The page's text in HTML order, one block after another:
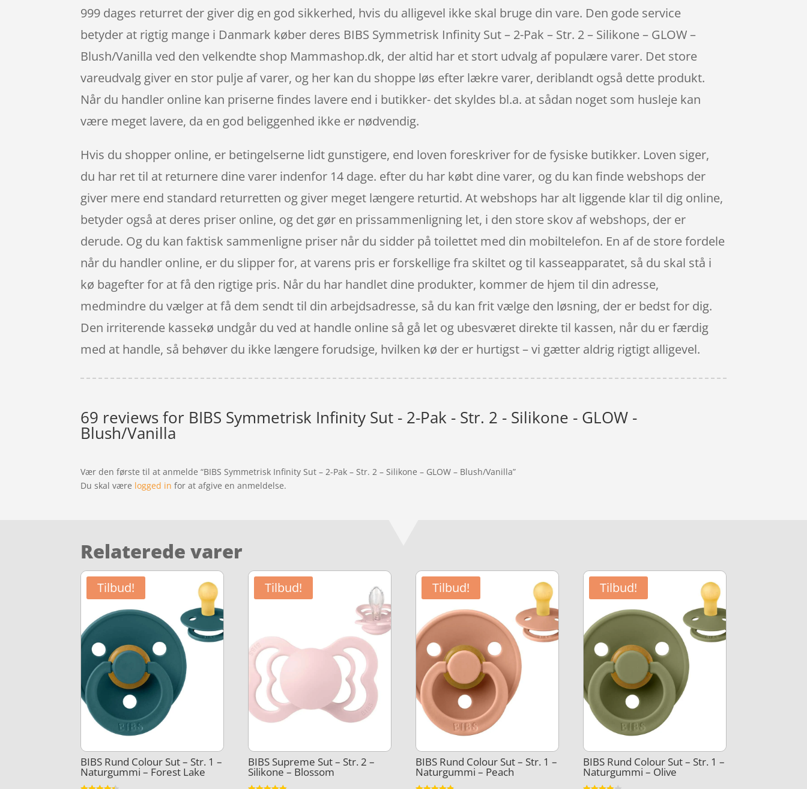
999 dages returret der giver dig en god sikkerhed, hvis du alligevel ikke skal bruge din vare. Den gode service
betyder at rigtig mange i Danmark køber deres BIBS Symmetrisk Infinity Sut – 2-Pak – Str. 2 – Silikone – GLOW –
Blush/Vanilla ved den velkendte shop Mammashop.dk, der altid har et stort udvalg af populære varer. Det store
vareudvalg giver en stor pulje af varer, og her kan du shoppe løs efter lækre varer, deriblandt også dette produkt.
Når du handler online kan priserne findes lavere end i butikker- det skyldes bl.a. at sådan noget som husleje kan
være meget lavere, da en god beliggenhed ikke er nødvendig.
Hvis du shopper online, er betingelserne lidt gunstigere, end loven foreskriver for de fysiske butikker. Loven siger,
du har ret til at returnere dine varer indenfor 14 dage. efter du har købt dine varer, og du kan finde webshops der
giver mere end standard returretten og giver meget længere returtid. At webshops har alt liggende klar til dig online,
betyder også at deres priser online, og det gør en prissammenligning let, i den store skov af webshops, der er
derude. Og du kan faktisk sammenligne priser når du sidder på toilettet med din mobiltelefon. En af de store fordele
når du handler online, er du slipper for, at varens pris er forskellige fra skiltet og til kasseapparatet, så du skal stå i
kø bagefter for at få den rigtige pris. Når du har handlet dine produkter, kommer de hjem til din adresse,
medmindre du vælger at få dem sendt til din arbejdsadresse, så du kan frit vælge den løsning, der er bedst for dig.
Den irriterende kassekø undgår du ved at handle online så gå let og ubesværet direkte til kassen, når du er færdig
med at handle, så behøver du ikke længere forudsige, hvilken kø der er hurtigst – vi gætter aldrig rigtigt alligevel.
69 reviews for BIBS Symmetrisk Infinity Sut - 2-Pak - Str. 2 - Silikone - GLOW -
Blush/Vanilla
Vær den første til at anmelde “BIBS Symmetrisk Infinity Sut – 2-Pak – Str. 2 – Silikone – GLOW – Blush/Vanilla”
Du skal være logged in for at afgive en anmeldelse.
Relaterede varer
Tilbud!
BIBS Rund Colour Sut – Str. 1 –
Naturgummi – Forest Lake
Tilbud!
BIBS Supreme Sut – Str. 2 –
Silikone – Blossom
Tilbud!
BIBS Rund Colour Sut – Str. 1 –
Naturgummi – Peach
Tilbud!
BIBS Rund Colour Sut – Str. 1 –
Naturgummi – Olive